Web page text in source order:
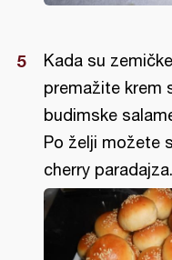
Kada su
premažite krem
budimske
Po želji možete
cherry paradajza.